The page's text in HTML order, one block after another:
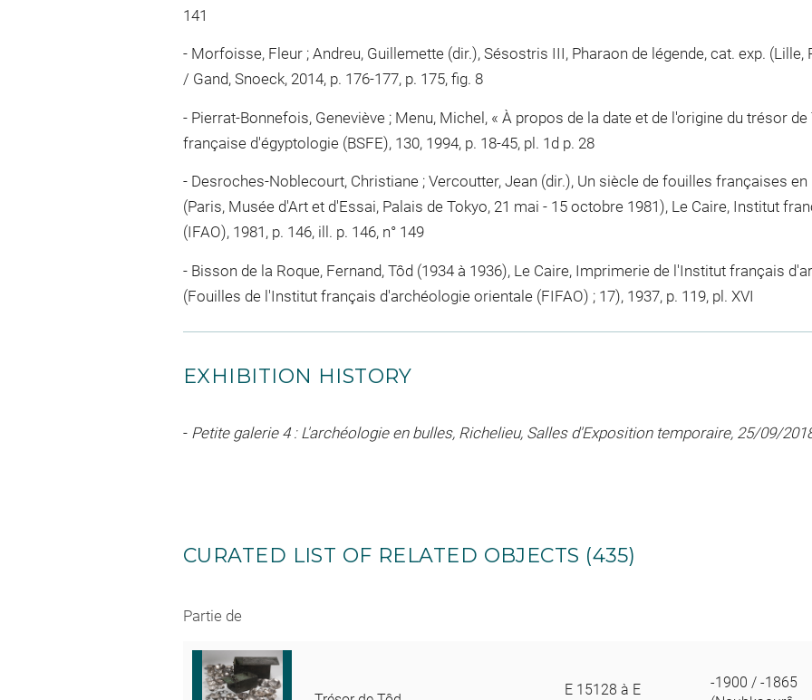
141
Morfoisse, Fleur ; Andreu, Guillemette (dir.), Sésostris III, Pharaon de légende, cat. exp. (Lille,
/ Gand, Snoeck, 2014, p. 176-177, p. 175, fig. 8
Pierrat-Bonnefois, Geneviève ; Menu, Michel, « À propos de la date et de l'origine du trésor
française d'égyptologie (BSFE), 130, 1994, p. 18-45, pl. 1d p. 28
Desroches-Noblecourt, Christiane ; Vercoutter, Jean (dir.), Un siècle de fouilles françaises en
(Paris, Musée d'Art et d'Essai, Palais de Tokyo, 21 mai - 15 octobre 1981), Le Caire, Institut
(IFAO), 1981, p. 146, ill. p. 146, n° 149
Bisson de la Roque, Fernand, Tôd (1934 à 1936), Le Caire, Imprimerie de l'Institut français
(Fouilles de l'Institut français d'archéologie orientale (FIFAO) ; 17), 1937, p. 119, pl. XVI
EXHIBITION HISTORY
- Petite galerie 4 : L'archéologie en bulles, Richelieu, Salles d'Exposition temporaire, 25/09/
CURATED LIST OF RELATED OBJECTS (435)
Partie de
E 15128 à E
-1900 / -1865